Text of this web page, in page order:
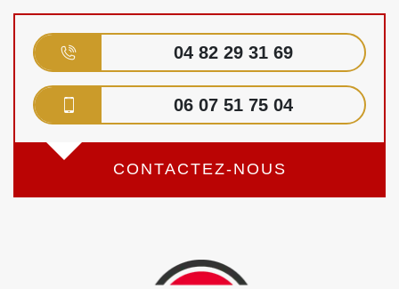
04 82 29 31 69
06 07 51 75 04
CONTACTEZ-NOUS